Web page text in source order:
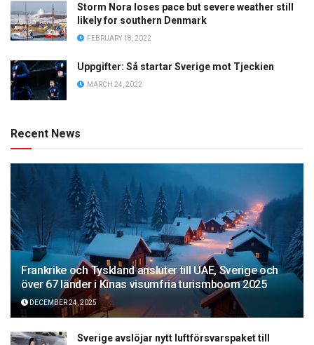
Storm Nora loses pace but severe weather still
likely for southern Denmark
FEBRUARY 18, 2022
Uppgifter: Så startar Sverige mot Tjeckien
MARCH 24, 2022
Recent News
Frankrike och Tyskland ansluter till UAE, Sverige och
över 67 länder i Kinas visumfria turismboom 2025
DECEMBER 24, 2025
Sverige avslöjar nytt luftförsvarspaket till